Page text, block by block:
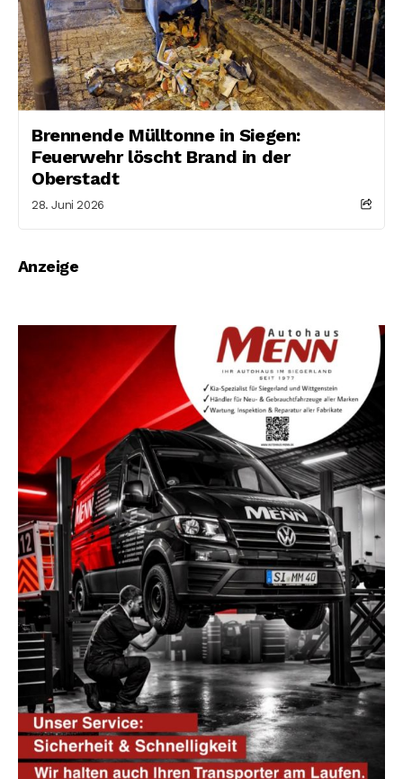
Brennende Mülltonne in Siegen:
Feuerwehr löscht Brand in der
Oberstadt
28. Juni 2026
Anzeige